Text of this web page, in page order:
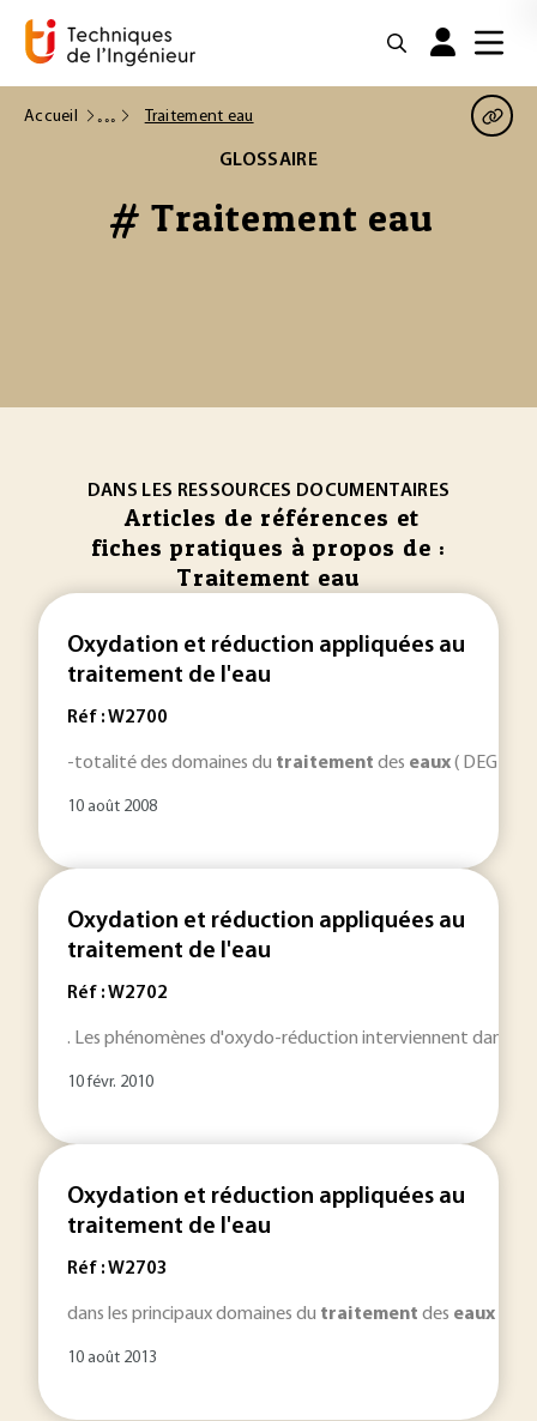
Accueil Traitement eau
GLOSSAIRE
# Traitement eau
DANS LES RESSOURCES DOCUMENTAIRES
Articles de références et
fiches pratiques à propos de :
Traitement eau
Oxydation et réduction appliquées au
traitement de l'eau
Réf : W2700
-totalité des domaines du traitement des eaux(
10 août 2008
Oxydation et réduction appliquées au
traitement de l'eau
Réf : W2702
. Les phénomènes d'oxydo-réduction interviennent dans
10 févr. 2010
Oxydation et réduction appliquées au
traitement de l'eau
Réf : W2703
dans les principaux domaines du traitement des eaux
10 août 2013